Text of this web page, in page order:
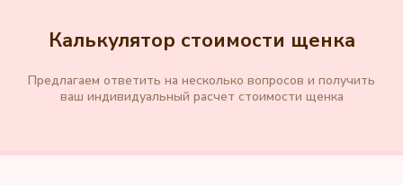
Калькулятор стоимости щенка
Предлагаем ответить на несколько вопросов и получить
ваш индивидуальный расчет стоимости щенка